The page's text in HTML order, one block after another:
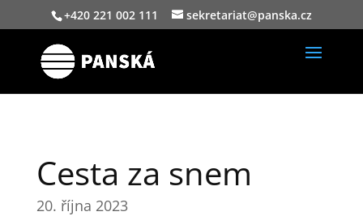
+420 221 002 111 sekretariat@panska.cz
Cesta za snem
20. října 2023